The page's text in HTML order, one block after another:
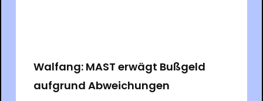
Walfang: MAST erwägt Bußgeld
aufgrund Abweichungen